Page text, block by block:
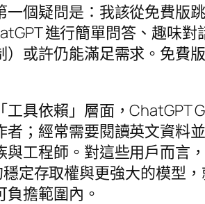
個疑問是：我該從免費版
進行簡單問答、趣味
或許仍能滿足需求。免費
具依賴」層面，ChatGPT
；經常需要閱讀英文資料
工程師。對這些用戶而言
定存取權與更強大的模型
擔範圍內。